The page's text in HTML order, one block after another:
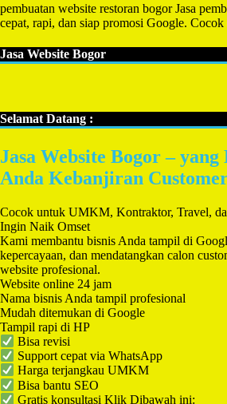
pembuatan website restoran bogor Jasa
cepat, rapi, dan siap promosi Google.
Jasa Website Bogor
Selamat Datang :
Jasa Website Bogor –
Anda Kebanjiran
Cocok untuk UMKM, Kontraktor, Travel,
Ingin Naik Omset
Kami membantu bisnis Anda tampil di
kepercayaan, dan mendatangkan calon
website profesional.
Website online 24 jam
Nama bisnis Anda tampil profesional
Mudah ditemukan di Google
Tampil rapi di HP
Bisa revisi
Support cepat via WhatsApp
Harga terjangkau UMKM
Bisa bantu SEO
Gratis konsultasi Klik Dibawah ini: